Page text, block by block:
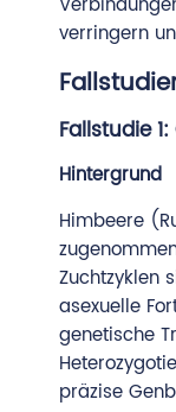
verringern
Fallstudie
Hintergrund
Himbeere
Zuchtzyklen
asexuelle
genetische
präzise